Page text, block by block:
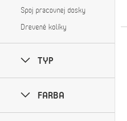
Spoj pracovnej dosky
Drevené kolíky
TYP
FARBA